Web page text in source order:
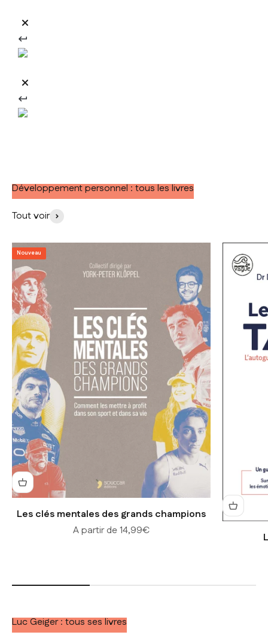
Développement personnel : tous les livres
Tout voir
Nouveau
Les clés mentales des grands champions
Prix de vente
A partir de 14,99€
Luc Geiger : tous ses livres